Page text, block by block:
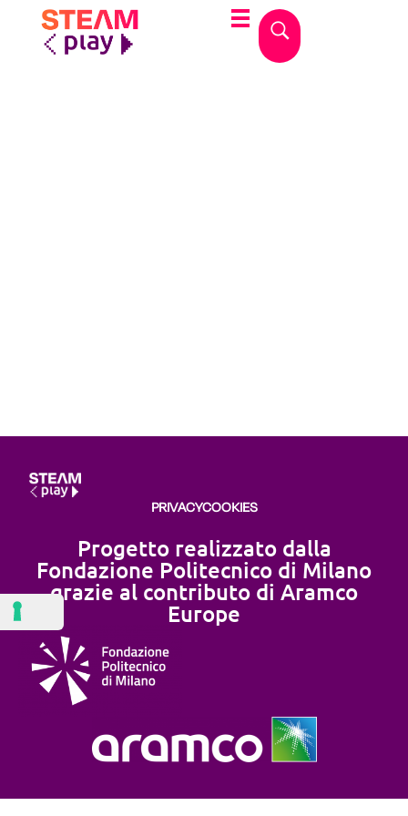
PRIVACYCOOKIES
Progetto realizzato dalla
Fondazione Politecnico di Milano
grazie al contributo di Aramco
Europe